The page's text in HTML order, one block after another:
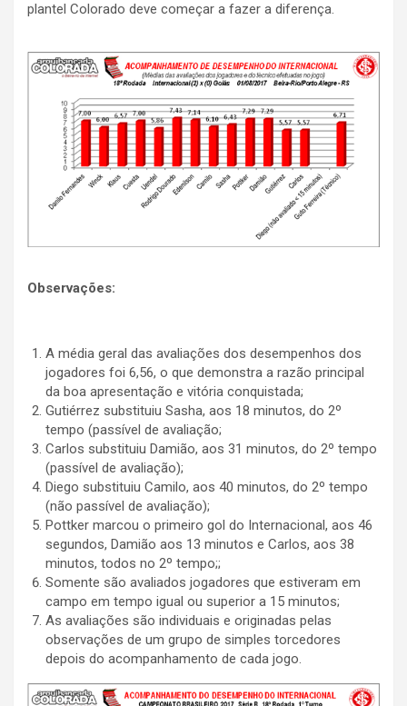
plantel Colorado deve começar a fazer a diferença.
Observações:
A média geral das avaliações dos desempenhos dos
jogadores foi 6,56, o que demonstra a razão principal
da boa apresentação e vitória conquistada;
Gutiérrez substituiu Sasha, aos 18 minutos, do 2º
tempo (passível de avaliação;
Carlos substituiu Damião, aos 31 minutos, do 2º tempo
(passível de avaliação);
Diego substituiu Camilo, aos 40 minutos, do 2º tempo
(não passível de avaliação);
Pottker marcou o primeiro gol do Internacional, aos 46
segundos, Damião aos 13 minutos e Carlos, aos 38
minutos, todos no 2º tempo;;
Somente são avaliados jogadores que estiveram em
campo em tempo igual ou superior a 15 minutos;
As avaliações são individuais e originadas pelas
observações de um grupo de simples torcedores
depois do acompanhamento de cada jogo.